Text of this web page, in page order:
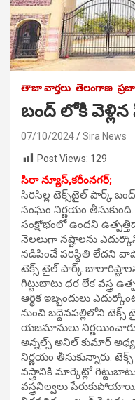
తాజా వార్తలు తెలంగాణ
బంద్ లోకి వెళ్లిన
07/10/2024
Sira News
Post Views: 129
సిరా న్యూస్,కరీంనగర్;
సిరిసిల్ల టెక్స్‌టైల్‌ పార్క్‌
సంఘం నిర్ణయం తీసుకుంది.
సంక్షోభంలో ఉందని
నెలలుగా నష్టాలను
నడిపించే పరిస్థితి లేదని
టెక్స్ టైల్ పార్క్
గిట్టుబాటు ధర లేక వస్త్ర
ఆర్థిక ఇబ్బందులు
నుంచి బద్దెనపల్లిలోని
యజమానులు
అన్నల్స్ అనిల్ కుమార్
నిర్ణయం తీసుకున్నారు.
వస్త్రానికి మార్కెట్లో
వస్త్రనిల్వలు